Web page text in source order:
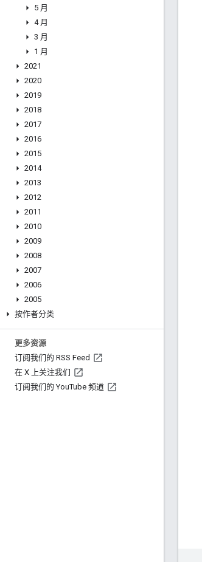
5 月
4 月
3 月
1 月
2021
2020
2019
2018
2017
2016
2015
2014
2013
2012
2011
2010
2009
2008
2007
2006
2005
按作者分类
更多资源
订阅我们的 RSS Feed
在 X 上关注我们
订阅我们的 YouTube 频道